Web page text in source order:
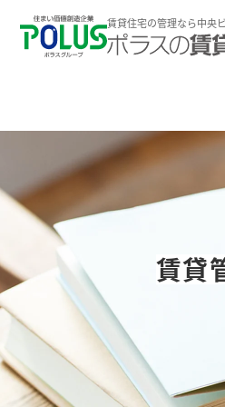
賃貸住宅の管理なら中央
賃貸